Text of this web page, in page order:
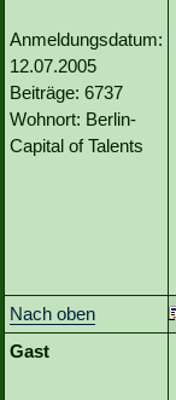
Anmeldungsdatum:
12.07.2005
Beiträge: 6737
Wohnort: Berlin-
Capital of Talents
Nach oben
Gast